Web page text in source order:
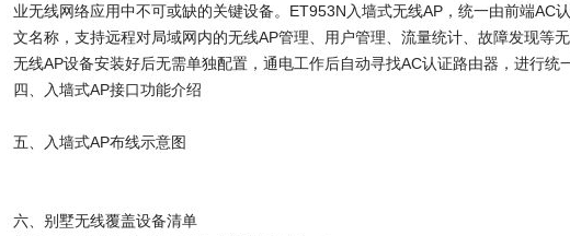
业无线网络应用中不可或缺的关键设备。ET953N入墙式无线AP，统一由前端AC
文名称，支持远程对局域网内的无线AP管理、用户管理、流量统计、故障发现等
无线AP设备安装好后无需单独配置，通电工作后自动寻找AC认证路由器，进行统
四、入墙式AP接口功能介绍
五、入墙式AP布线示意图
六、别墅无线覆盖设备清单